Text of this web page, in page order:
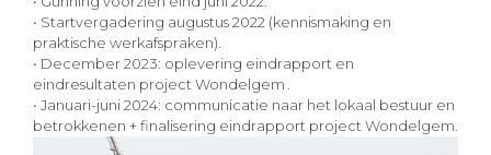
• Startvergadering augustus 2022 (kennismaking en
praktische werkafspraken).
• December 2023: oplevering eindrapport en
eindresultaten project Wondelgem .
• Januari-juni 2024: communicatie naar het lokaal bestuur en
betrokkenen + finalisering eindrapport project Wondelgem.